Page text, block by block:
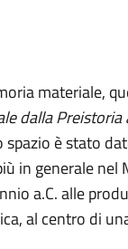
materiale,
dalla
è stato
in generale nel
a.C. alle
al centro di